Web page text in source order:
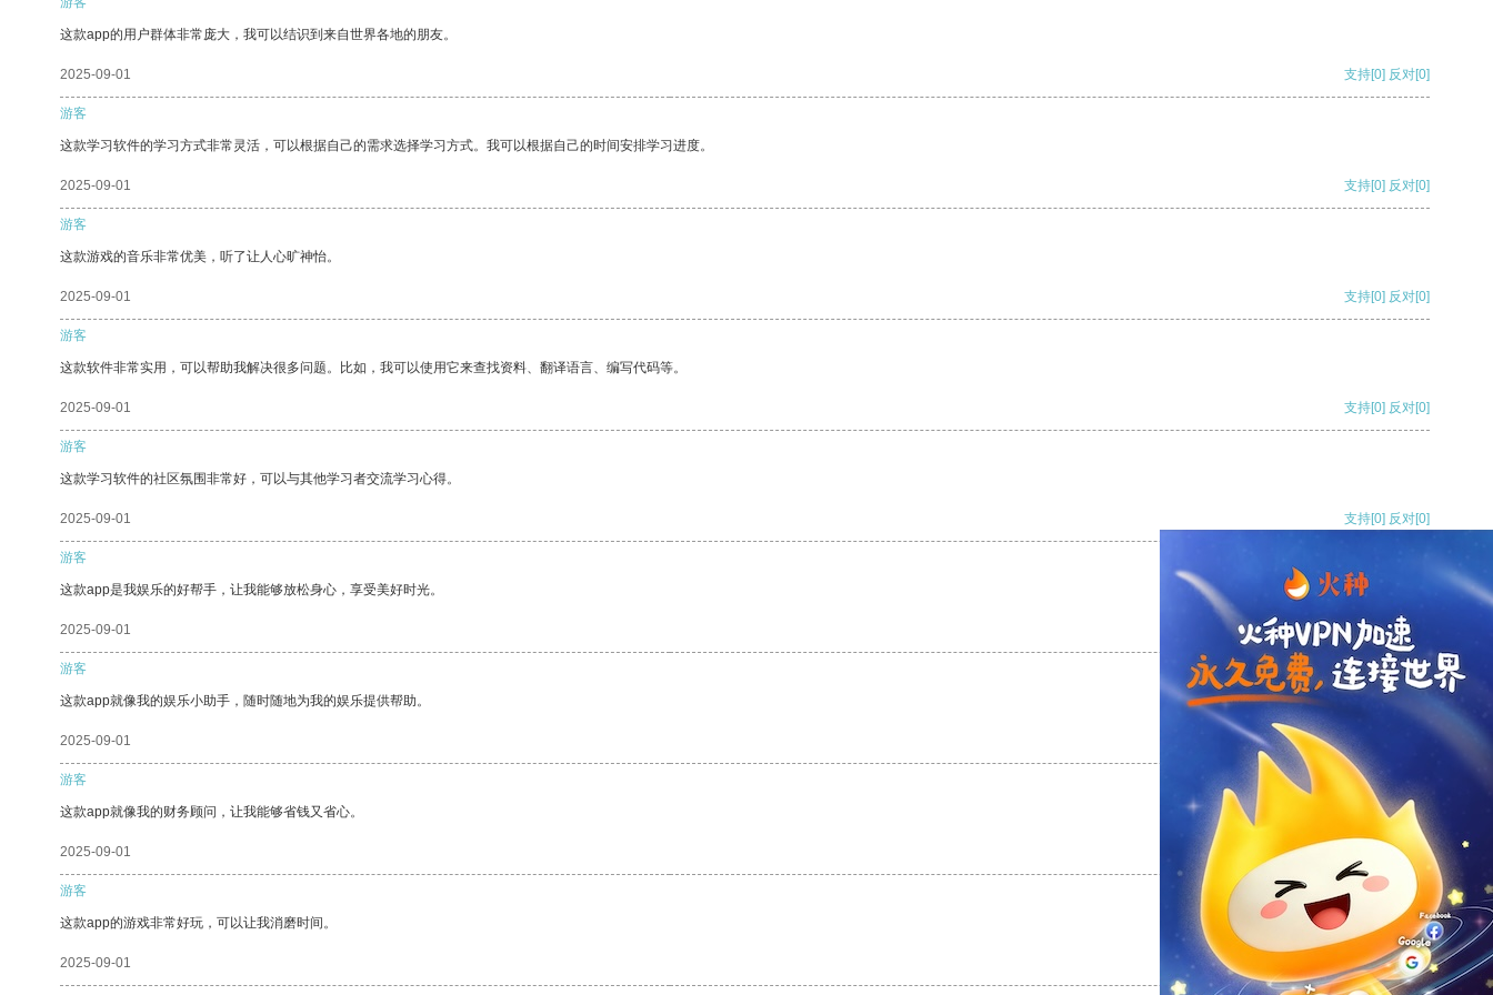
这款app的用户群体非常庞大，我可以结识到来自世界各地的朋友。
2025-09-01 支持[0] 反对[0]
游客
这款学习软件的学习方式非常灵活，可以根据自己的需求选择学习方式。我可以根据自己的时间安排学习进度。
2025-09-01 支持[0] 反对[0]
游客
这款游戏的音乐非常优美，听了让人心旷神怡。
2025-09-01 支持[0] 反对[0]
游客
这款软件非常实用，可以帮助我解决很多问题。比如，我可以使用它来查找资料、翻译语言、编写代码等。
2025-09-01 支持[0] 反对[0]
游客
这款学习软件的社区氛围非常好，可以与其他学习者交流学习心得。
2025-09-01 支持[0] 反对[0]
游客
这款app是我娱乐的好帮手，让我能够放松身心，享受美好时光。
2025-09-01 支持[0] 反对
游客
这款app就像我的娱乐小助手，随时随地为我的娱乐提供帮助。
2025-09-01 支持
游客
这款app就像我的财务顾问，让我能够省钱又省心。
2025-09-01 反对 [0]
游客
这款app的游戏非常好玩，可以让我消磨时间。
2025-09-01 支持[0] 反对[0]